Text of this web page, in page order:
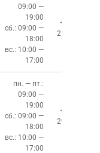
09:00 —
19:00
сб.: 09:00 —
18:00
вс.: 10:00 —
17:00
+7 (391)
219-27-50
пн. — пт.:
09:00 —
19:00
сб.: 09:00 —
18:00
вс.: 10:00 —
17:00
+7 (391)
299-76-06